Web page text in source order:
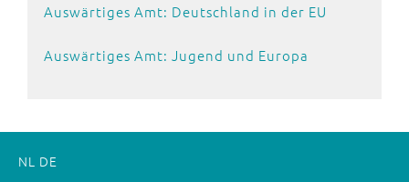
Auswärtiges Amt: Deutschland in der EU
Auswärtiges Amt: Jugend und Europa
NL DE